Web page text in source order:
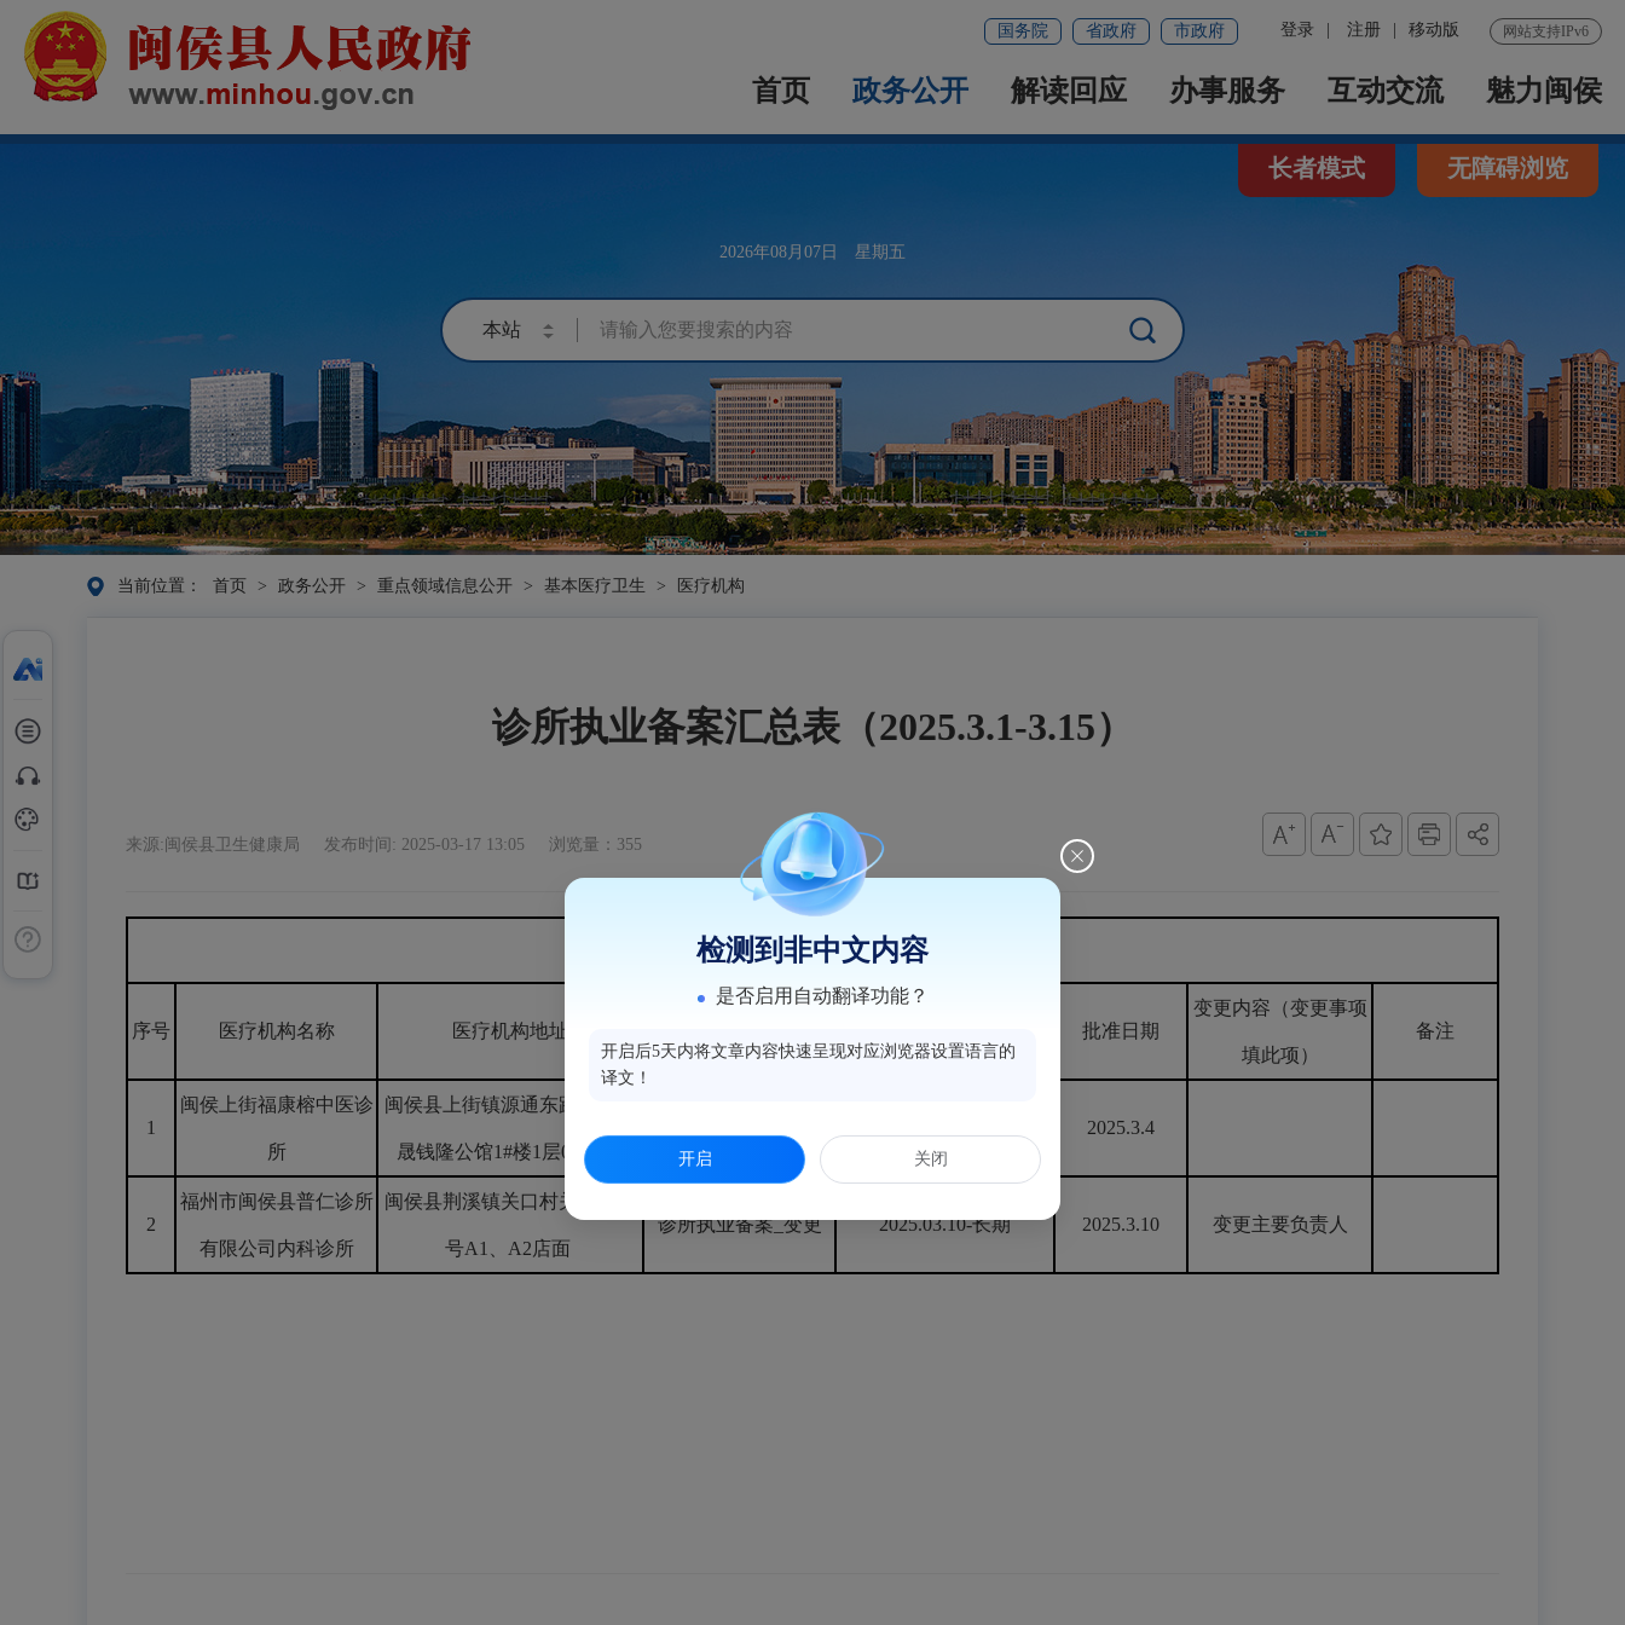
网站支持IPv6
登录 注册 移动版
国务院 省政府 市政府
首页 政务公开 解读回应 办事服务 互动交流 魅力闽侯
2026年08月07日 星期五
长者模式 无障碍浏览
当前位置： 首页 > 政务公开 > 重点领域信息公开 > 基本医疗卫生 > 医疗机构
诊所执业备案汇总表（2025.3.1-3.15）
来源:闽侯县卫生健康局 发布时间: 2025-03-17 13:05 浏览量：355
诊所执业备案汇总表（2025.3.1-3.15）
序号 医疗机构名称 医疗机构地址 批准日期
变更内容（变更事项
填此项）
备注
1
闽侯上街福康榕中医诊
所
闽侯县上街镇源通东路77号福
晟钱隆公馆1#楼1层06店面
2025.3.4
2
福州市闽侯县普仁诊所
有限公司内科诊所
闽侯县荆溪镇关口村关口1171
号A1、A2店面
诊所执业备案_变更 2025.03.10-长期 2025.3.10 变更主要负责人
检测到非中文内容
是否启用自动翻译功能？
开启后5天内将文章内容快速呈现对应浏览器设置语言的
译文！
开启 关闭